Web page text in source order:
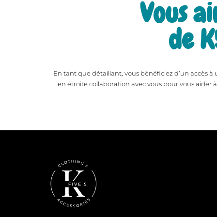
Vous
de
En tant que détaillant, vous bénéficiez d’un accès à
en étroite collaboration avec vous pour vous aider